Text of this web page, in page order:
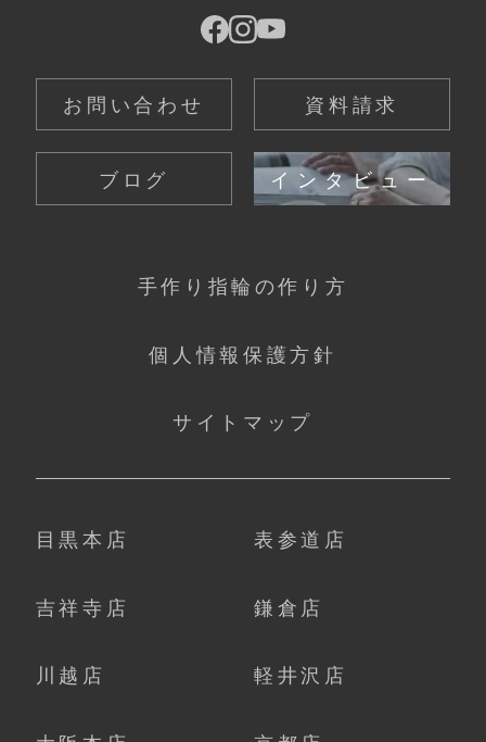
お問い合わせ 資料請求
ブログ インタビュー
手作り指輪の作り方
個人情報保護方針
サイトマップ
目黒本店 表参道店
吉祥寺店 鎌倉店
川越店 軽井沢店